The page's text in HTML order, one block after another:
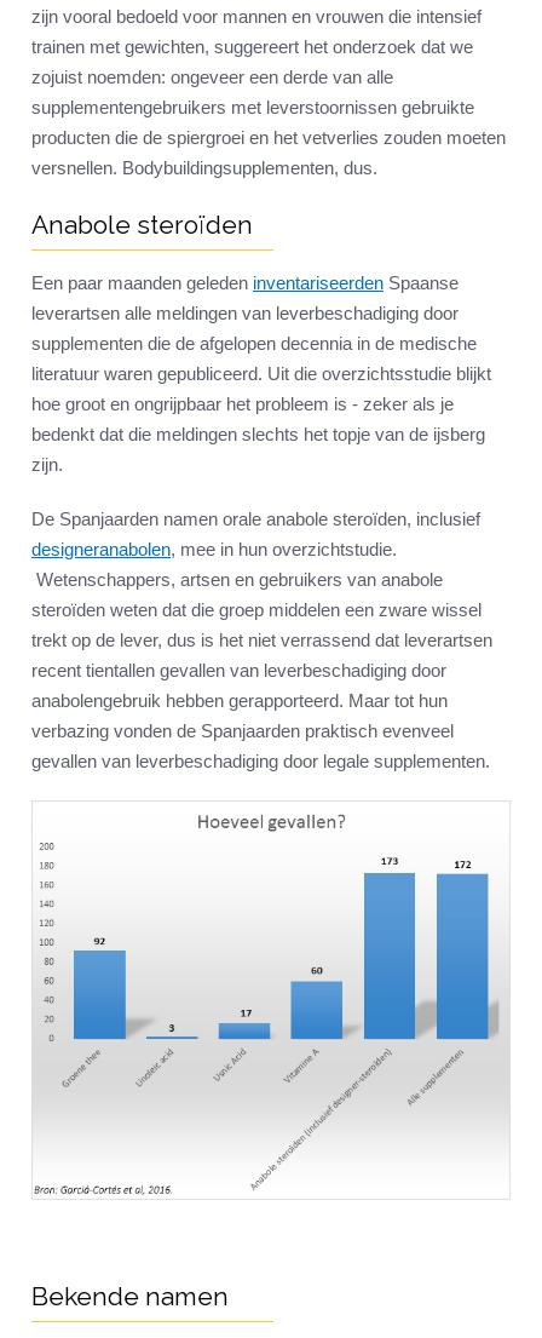
zijn vooral bedoeld voor mannen en vrouwen die intensief
trainen met gewichten, suggereert het onderzoek dat we
zojuist noemden: ongeveer een derde van alle
supplementengebruikers met leverstoornissen gebruikte
producten die de spiergroei en het vetverlies zouden moeten
versnellen. Bodybuildingsupplementen, dus.
Anabole steroïden
Een paar maanden geleden inventariseerden Spaanse
leverartsen alle meldingen van leverbeschadiging door
supplementen die de afgelopen decennia in de medische
literatuur waren gepubliceerd. Uit die overzichtsstudie blijkt
hoe groot en ongrijpbaar het probleem is - zeker als je
bedenkt dat die meldingen slechts het topje van de ijsberg
zijn.
De Spanjaarden namen orale anabole steroïden, inclusief
designeranabolen, mee in hun overzichtstudie.
Wetenschappers, artsen en gebruikers van anabole
steroïden weten dat die groep middelen een zware wissel
trekt op de lever, dus is het niet verrassend dat leverartsen
recent tientallen gevallen van leverbeschadiging door
anabolengebruik hebben gerapporteerd. Maar tot hun
verbazing vonden de Spanjaarden praktisch evenveel
gevallen van leverbeschadiging door legale supplementen.
Bekende namen